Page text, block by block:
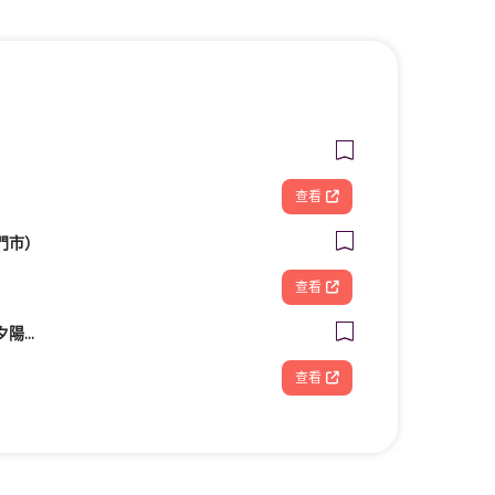
查看
）
查看
【拾夏帆船】營隊、夕陽團、包船、客製化帆船體驗（預約制）
查看